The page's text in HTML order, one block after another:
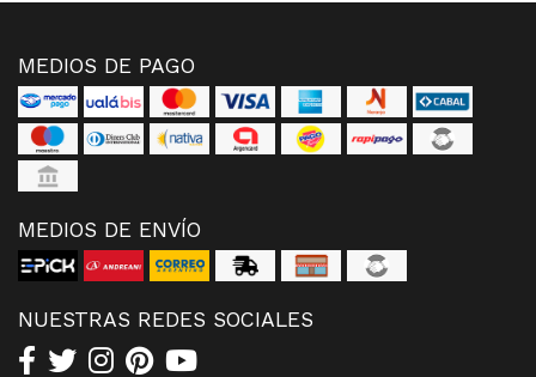
MEDIOS DE PAGO
MEDIOS DE ENVÍO
NUESTRAS REDES SOCIALES